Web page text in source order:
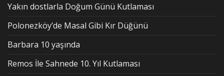
Yakın dostlarla Doğum Günü Kutlaması
Polonezköy’de Masal Gibi Kır Düğünü
Barbara 10 yaşında
Remos İle Sahnede 10. Yıl Kutlaması